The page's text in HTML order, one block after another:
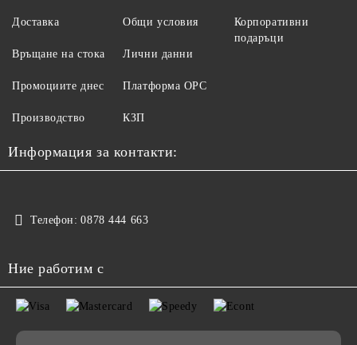
Доставка
Връщане на стока
Промоциите днес
Производство
Общи условия
Лични данни
Платформа ОРС
КЗП
Корпоративни
подаръци
Информация за контакти:
Телефон: 0878 444 663
Ние работим с